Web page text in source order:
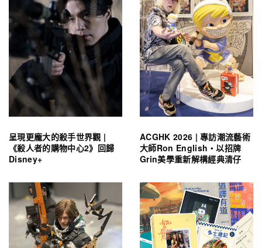
呈現更龐大的殺手世界觀 |
《殺人者的購物中心2》回歸
Disney+
ACGHK 2026 | 專訪潮流藝術
大師Ron English・以招牌
Grin美學重新解構經典清仔